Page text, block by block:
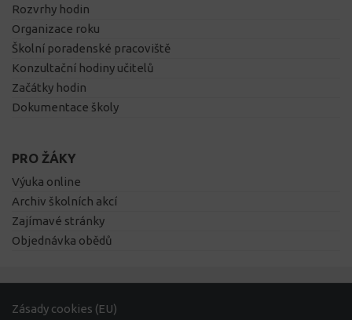
Rozvrhy hodin
Organizace roku
Školní poradenské pracoviště
Konzultační hodiny učitelů
Začátky hodin
Dokumentace školy
PRO ŽÁKY
Výuka online
Archiv školních akcí
Zajímavé stránky
Objednávka obědů
Zásady cookies (EU)